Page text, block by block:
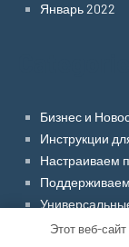
Январь 2022
Бизнес и
Инструкции
Настраиваем
Электроника
Этот веб-